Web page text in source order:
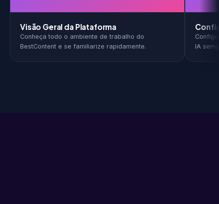
Visão Geral da Plataforma
Conheça todo o ambiente de trabalho do
BestContent e se familiarize rapidamente.
IA